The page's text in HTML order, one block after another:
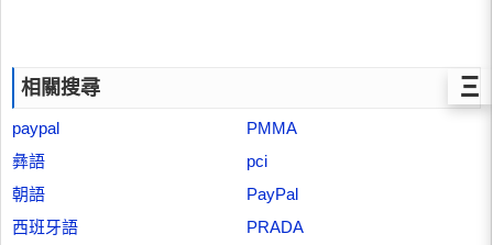
相關搜尋
paypal
PMMA
彝語
pci
朝語
PayPal
西班牙語
PRADA
Ξ